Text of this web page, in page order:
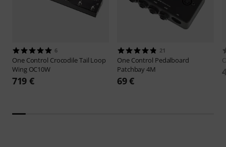
6
One Control Crocodile Tail Loop
Wing OC10W
719 €
21
One Control Pedalboard
Patchbay 4M
69 €